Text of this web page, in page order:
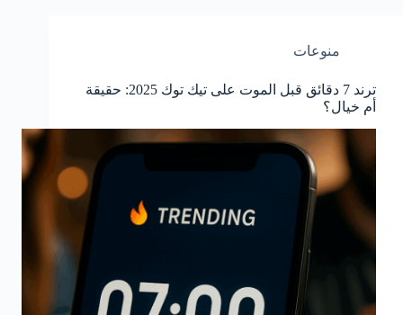
منوعات
ترند 7 دقائق قبل الموت على تيك توك 2025: حقيقة
أم خيال؟